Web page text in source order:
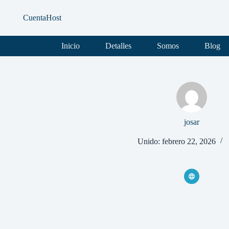
contenido
CuentaHost
Inicio Detalles Somos Blog
josar
Unido: febrero 22, 2026